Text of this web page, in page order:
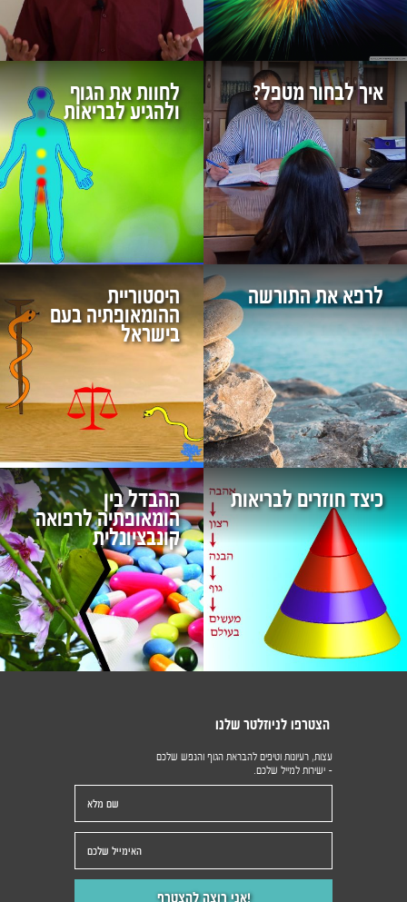
איך לבחור מטפל? לחוות את הגוף
ולהגיע לבריאות
לרפא את התורשה היסטוריית
ההומאופתיה בעם
בישראל
כיצד חוזרים לבריאות ההבדל בין
הומאופתיה לרפואה
קונבציונלית
הצטרפו לניוזלטר שלנו
עצות, רעיונות וטיפים להבראת הגוף והנפש שלכם
- ישירות למייל שלכם.